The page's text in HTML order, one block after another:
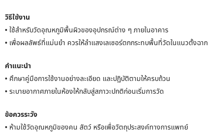
วิธีใช้งาน
• ใช้สำหรับวัดอุณหภูมิพื้นผิวของอุปกรณ์ต่าง ๆ ภายในอาคาร
• เพื่อผลลัพธ์ที่แม่นยำ ควรให้ลำแสงเลเซอร์ตกกระทบพื้นที่วัดในแนวตั้งฉาก
คำแนะนำ
• ศึกษาคู่มือการใช้งานอย่างละเอียด และปฏิบัติตามให้ครบถ้วน
• ระบายอากาศภายในห้องให้กลับสู่สภาวะปกติก่อนเริ่มการวัด
ข้อควรระวัง
• ห้ามใช้วัดอุณหภูมิของคน สัตว์ หรือเพื่อวัตถุประสงค์ทางการแพทย์